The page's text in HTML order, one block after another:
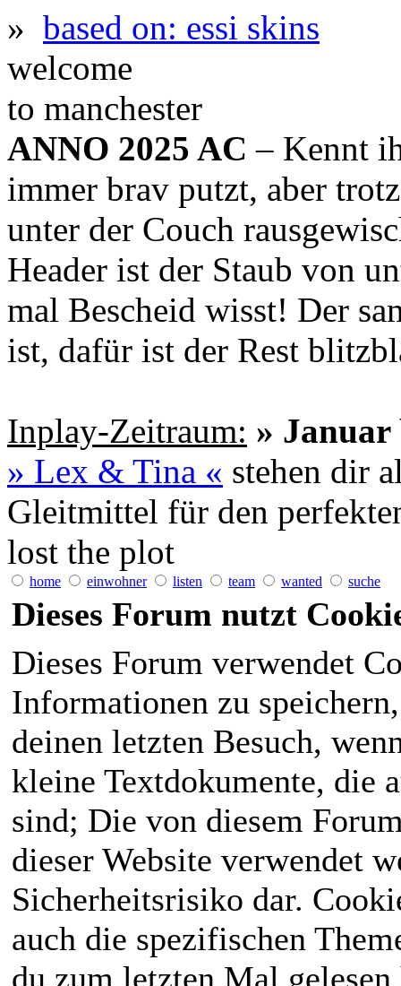
» based on: essi skins
welcome
to manchester
ANNO 2025 AC – Kennt
immer brav putzt, aber
unter der Couch
Header ist der Staub von
mal Bescheid wisst! Der
ist, dafür ist der Rest
Inplay-Zeitraum: » Januar
» Lex & Tina « stehen dir
Gleitmittel für den
lost the plot
home einwohner listen team wanted suche
Dieses Forum nutzt
Dieses Forum verwendet
Informationen zu
deinen letzten Besuch,
kleine Textdokumente, die
sind; Die von diesem
dieser Website verwendet
Sicherheitsrisiko dar.
auch die spezifischen
du zum letzten Mal